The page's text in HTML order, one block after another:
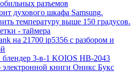
разъемов
духового шкафа Samsung.
температуру выше 150 градусов.
- таймера
на 21700 ip5356 c разбором и
3-в-1 KOIOS HB-2043
электронной книги Оникс Букс